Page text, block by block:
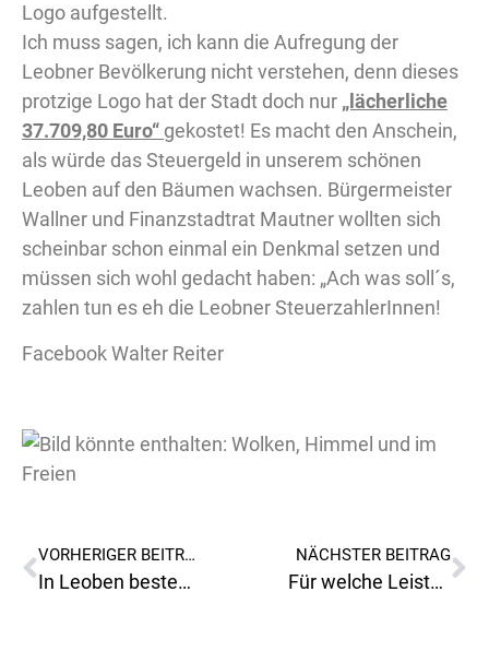
Logo aufgestellt.
Ich muss sagen, ich kann die Aufregung der
Leobner Bevölkerung nicht verstehen, denn dieses
protzige Logo hat der Stadt doch nur „lächerliche
37.709,80 Euro“ gekostet! Es macht den Anschein,
als würde das Steuergeld in unserem schönen
Leoben auf den Bäumen wachsen. Bürgermeister
Wallner und Finanzstadtrat Mautner wollten sich
scheinbar schon einmal ein Denkmal setzen und
müssen sich wohl gedacht haben: „Ach was soll´s,
zahlen tun es eh die Leobner SteuerzahlerInnen!
Facebook Walter Reiter
VORHERIGER BEITRAG
In Leoben besteht dringender Handlungsbedarf ein öffentliches WC zu errichten!
NÄCHSTER BEITRAG
Für welche Leistung, werde ich eigentlich bezahlt?